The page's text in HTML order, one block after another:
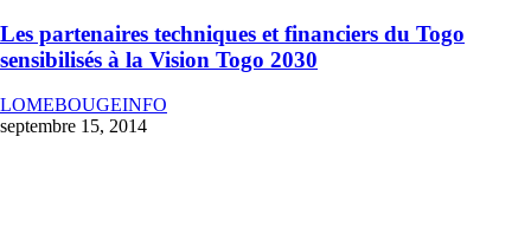
Les partenaires techniques et financiers du Togo
sensibilisés à la Vision Togo 2030
LOMEBOUGEINFO
septembre 15, 2014